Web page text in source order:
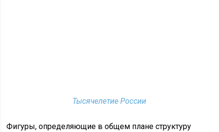
Тысячелетие России
Фигуры, определяющие в общем плане структуру